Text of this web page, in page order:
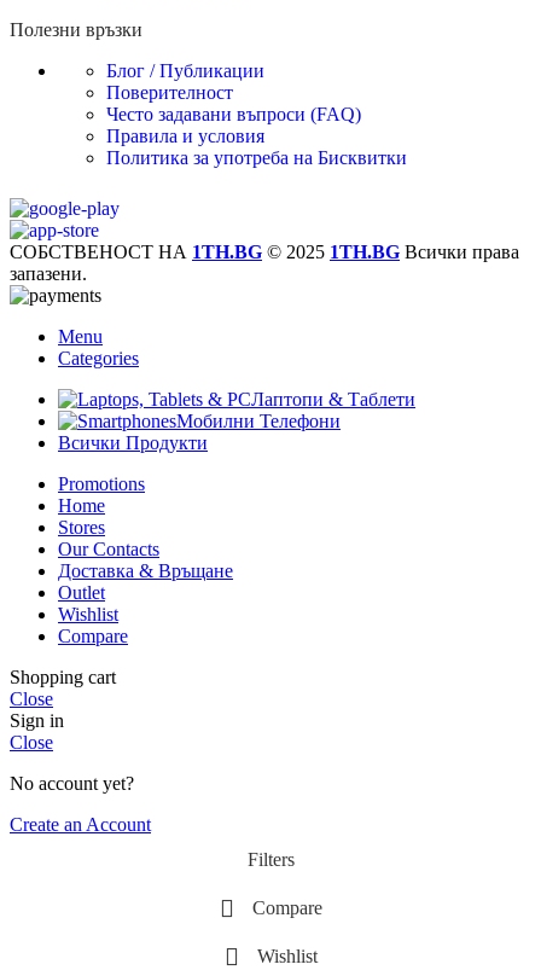
Полезни връзки
Блог / Публикации
Поверителност
Често задавани въпроси (FAQ)
Правила и условия
Политика за употреба на Бисквитки
СОБСТВЕНОСТ НА 1TH.BG © 2025 1TH.BG Всички права
запазени.
Menu
Categories
Лаптопи & Таблети
Мобилни Телефони
Всички Продукти
Promotions
Home
Stores
Our Contacts
Доставка & Връщане
Outlet
Wishlist
Compare
Shopping cart
Close
Sign in
Close
No account yet?
Create an Account
Filters
Compare
Wishlist